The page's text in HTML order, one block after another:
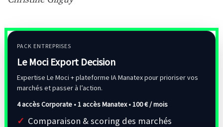
PACK ENTREPRISES
Le Moci Export Decision
Expertise Le Moci + plateforme IA Manatex pour prioriser vos
marchés et passer à l’action.
4 accès Corporate • 1 accès Manatex •100 € / mois
Comparaison & scoring des marchés